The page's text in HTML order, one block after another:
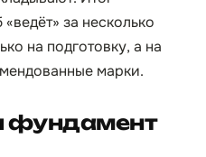
за несколько
на подготовку, а на
марки.
фундамент